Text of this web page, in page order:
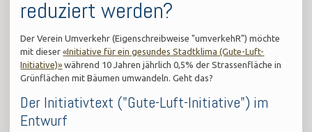
reduziert werden?
Der Verein Umverkehr (Eigenschreibweise "umverkehR") möchte
mit dieser«Initiative für ein gesundes Stadtklima (Gute-Luft-
Initiative)» während 10 Jahren jährlich 0,5% der Strassenfläche in
Grünflächen mit Bäumen umwandeln. Geht das?
Der Initiativtext ("Gute-Luft-Initiative") im
Entwurf